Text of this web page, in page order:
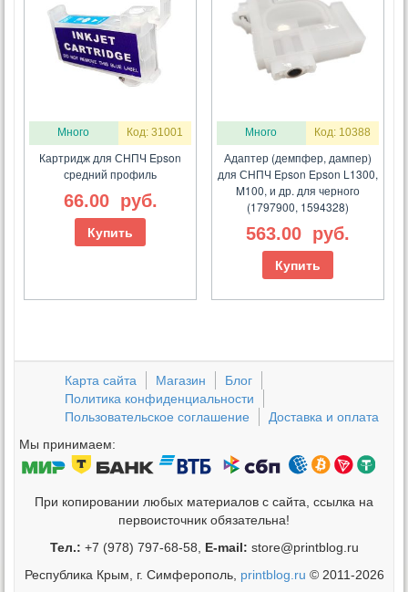
Много Код: 31001
Картридж для СНПЧ Epson
средний профиль
66.00 руб.
Купить
Много Код: 10388
Адаптер (демпфер, дампер)
для СНПЧ Epson Epson L1300,
M100, и др. для черного
(1797900, 1594328)
563.00 руб.
Купить
Карта сайта Магазин
Блог
Политика конфиденциальности
Пользовательское соглашение
Доставка и оплата
Мы принимаем:
При копировании любых материалов с сайта, ссылка на
первоисточник обязательна!
Тел.: +7 (978) 797-68-58, E-mail: store@printblog.ru
Республика Крым, г. Симферополь, printblog.ru © 2011-2026